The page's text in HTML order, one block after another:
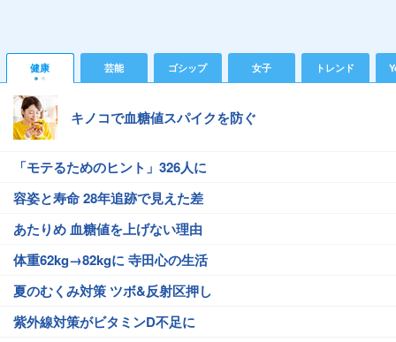
健康 芸能 ゴシップ 女子 トレンド
キノコで血糖値スパイクを防ぐ
「モテるためのヒント」326人に
容姿と寿命 28年追跡で見えた差
あたりめ 血糖値を上げない理由
体重62kg→82kgに 寺田心の生活
夏のむくみ対策 ツボ&反射区押し
紫外線対策がビタミンD不足に